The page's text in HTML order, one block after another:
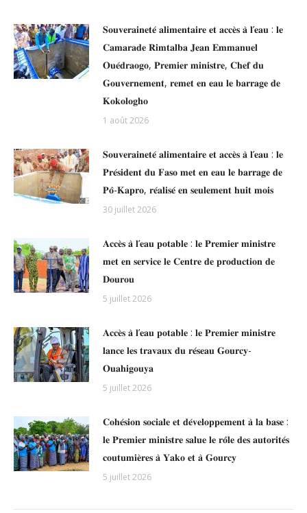
𝐒𝐨𝐮𝐯𝐞𝐫𝐚𝐢𝐧𝐞𝐭𝐞́ 𝐚𝐥𝐢𝐦𝐞𝐧𝐭𝐚𝐢𝐫𝐞 𝐞𝐭 𝐚𝐜𝐜𝐞̀𝐬 𝐚̀ 𝐥’𝐞𝐚𝐮 : 𝐥𝐞
𝐂𝐚𝐦𝐚𝐫𝐚𝐝𝐞 𝐑𝐢𝐦𝐭𝐚𝐥𝐛𝐚 𝐉𝐞𝐚𝐧 𝐄𝐦𝐦𝐚𝐧𝐮𝐞𝐥
𝐎𝐮𝐞́𝐝𝐫𝐚𝐨𝐠𝐨, 𝐏𝐫𝐞𝐦𝐢𝐞𝐫 𝐦𝐢𝐧𝐢𝐬𝐭𝐫𝐞, 𝐂𝐡𝐞𝐟 𝐝𝐮
𝐆𝐨𝐮𝐯𝐞𝐫𝐧𝐞𝐦𝐞𝐧𝐭, 𝐫𝐞𝐦𝐞𝐭 𝐞𝐧 𝐞𝐚𝐮 𝐥𝐞 𝐛𝐚𝐫𝐫𝐚𝐠𝐞 𝐝𝐞
𝐊𝐨𝐤𝐨𝐥𝐨𝐠𝐡𝐨
1 août 2026
𝐒𝐨𝐮𝐯𝐞𝐫𝐚𝐢𝐧𝐞𝐭𝐞́ 𝐚𝐥𝐢𝐦𝐞𝐧𝐭𝐚𝐢𝐫𝐞 𝐞𝐭 𝐚𝐜𝐜𝐞̀𝐬 𝐚̀ 𝐥’𝐞𝐚𝐮 : 𝐥𝐞
𝐏𝐫𝐞́𝐬𝐢𝐝𝐞𝐧𝐭 𝐝𝐮 𝐅𝐚𝐬𝐨 𝐦𝐞𝐭 𝐞𝐧 𝐞𝐚𝐮 𝐥𝐞 𝐛𝐚𝐫𝐫𝐚𝐠𝐞 𝐝𝐞
𝐏𝐨̂-𝐊𝐚𝐩𝐫𝐨, 𝐫𝐞́𝐚𝐥𝐢𝐬𝐞́ 𝐞𝐧 𝐬𝐞𝐮𝐥𝐞𝐦𝐞𝐧𝐭 𝐡𝐮𝐢𝐭 𝐦𝐨𝐢𝐬
30 juillet 2026
𝐀𝐜𝐜𝐞̀𝐬 𝐚̀ 𝐥’𝐞𝐚𝐮 𝐩𝐨𝐭𝐚𝐛𝐥𝐞 : 𝐥𝐞 𝐏𝐫𝐞𝐦𝐢𝐞𝐫 𝐦𝐢𝐧𝐢𝐬𝐭𝐫𝐞
𝐦𝐞𝐭 𝐞𝐧 𝐬𝐞𝐫𝐯𝐢𝐜𝐞 𝐥𝐞 𝐂𝐞𝐧𝐭𝐫𝐞 𝐝𝐞 𝐩𝐫𝐨𝐝𝐮𝐜𝐭𝐢𝐨𝐧 𝐝𝐞
𝐃𝐨𝐮𝐫𝐨𝐮
5 juillet 2026
𝐀𝐜𝐜𝐞̀𝐬 𝐚̀ 𝐥’𝐞𝐚𝐮 𝐩𝐨𝐭𝐚𝐛𝐥𝐞 : 𝐥𝐞 𝐏𝐫𝐞𝐦𝐢𝐞𝐫 𝐦𝐢𝐧𝐢𝐬𝐭𝐫𝐞
𝐥𝐚𝐧𝐜𝐞 𝐥𝐞𝐬 𝐭𝐫𝐚𝐯𝐚𝐮𝐱 𝐝𝐮 𝐫𝐞́𝐬𝐞𝐚𝐮 𝐆𝐨𝐮𝐫𝐜𝐲-
𝐎𝐮𝐚𝐡𝐢𝐠𝐨𝐮𝐲𝐚
5 juillet 2026
𝐂𝐨𝐡𝐞́𝐬𝐢𝐨𝐧 𝐬𝐨𝐜𝐢𝐚𝐥𝐞 𝐞𝐭 𝐝𝐞́𝐯𝐞𝐥𝐨𝐩𝐩𝐞𝐦𝐞𝐧𝐭 𝐚̀ 𝐥𝐚 𝐛𝐚𝐬𝐞 :
𝐥𝐞 𝐏𝐫𝐞𝐦𝐢𝐞𝐫 𝐦𝐢𝐧𝐢𝐬𝐭𝐫𝐞 𝐬𝐚𝐥𝐮𝐞 𝐥𝐞 𝐫𝐨̂𝐥𝐞 𝐝𝐞𝐬 𝐚𝐮𝐭𝐨𝐫𝐢𝐭𝐞́𝐬
𝐜𝐨𝐮𝐭𝐮𝐦𝐢𝐞̀𝐫𝐞𝐬 𝐚̀ 𝐘𝐚𝐤𝐨 𝐞𝐭 𝐚̀ 𝐆𝐨𝐮𝐫𝐜𝐲
5 juillet 2026